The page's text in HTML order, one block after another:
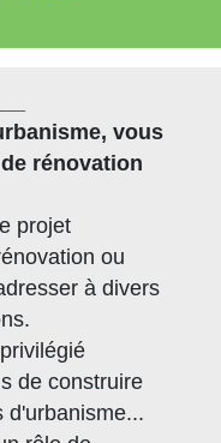
vous
rénovation
projet
ou
à divers
de construire
d'urbanisme...